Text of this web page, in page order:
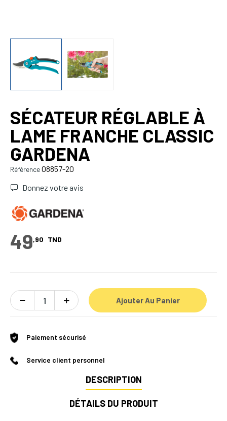
SÉCATEUR RÉGLABLE À
LAME FRANCHE CLASSIC
GARDENA
Référence08857-20
Donnez votre avis
49,90 TND
Ajouter Au Panier
Paiement sécurisé
Service client personnel
DESCRIPTION
DÉTAILS DU PRODUIT